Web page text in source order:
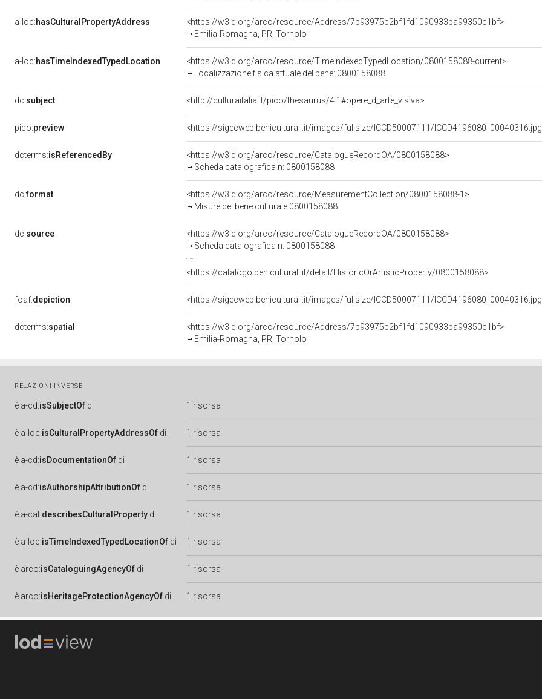
a-loc:hasCulturalPropertyAddress
<https://w3id.org/arco/resource/Address/7b93975b2bf1fd1090933ba99350c1bf>
Emilia-Romagna, PR, Tornolo
a-loc:hasTimeIndexedTypedLocation
<https://w3id.org/arco/resource/TimeIndexedTypedLocation/0800158088-current>
Localizzazione fisica attuale del bene: 0800158088
dc:subject <http://culturaitalia.it/pico/thesaurus/4.1#opere_d_arte_visiva>
pico:preview <https://sigecweb.beniculturali.it/images/fullsize/ICCD50007111/
dcterms:isReferencedBy
<https://w3id.org/arco/resource/CatalogueRecordOA/0800158088>
Scheda catalografica n: 0800158088
dc:format
<https://w3id.org/arco/resource/MeasurementCollection/0800158088-1>
Misure del bene culturale 0800158088
dc:source
<https://w3id.org/arco/resource/CatalogueRecordOA/0800158088>
Scheda catalografica n: 0800158088
<https://catalogo.beniculturali.it/detail/HistoricOrArtisticProperty/0800158088>
foaf:depiction <https://sigecweb.beniculturali.it/images/fullsize/ICCD50007111/
dcterms:spatial
<https://w3id.org/arco/resource/Address/7b93975b2bf1fd1090933ba99350c1bf>
Emilia-Romagna, PR, Tornolo
RELAZIONI INVERSE
è a-cd:isSubjectOf di 1 risorsa
è a-loc:isCulturalPropertyAddressOf di 1 risorsa
è a-cd:isDocumentationOf di 1 risorsa
è a-cd:isAuthorshipAttributionOf di 1 risorsa
è a-cat:describesCulturalProperty di 1 risorsa
è a-loc:isTimeIndexedTypedLocationOf di 1 risorsa
è arco:isCataloguingAgencyOf di 1 risorsa
è arco:isHeritageProtectionAgencyOf di 1 risorsa